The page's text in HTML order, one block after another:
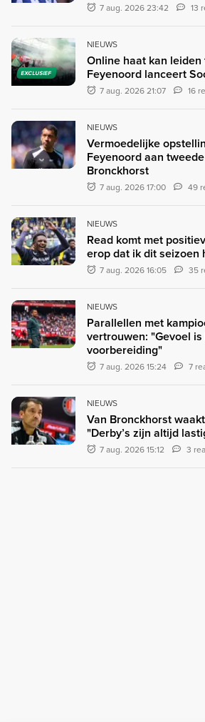
7 aug. 2026 23:42 13
EXCLUSIEF
NIEUWS
Online haat kan
Feyenoord lanceert
7 aug. 2026 21:07 16
NIEUWS
Vermoedelijke
Feyenoord aan
Bronckhorst
7 aug. 2026 17:00 49
NIEUWS
Read komt met
erop dat ik dit seizoen
7 aug. 2026 16:05 35
NIEUWS
Parallellen met
vertrouwen: "Gevoel
voorbereiding"
7 aug. 2026 15:24 7
NIEUWS
Van Bronckhorst
"Derby’s zijn altijd
7 aug. 2026 15:12 3